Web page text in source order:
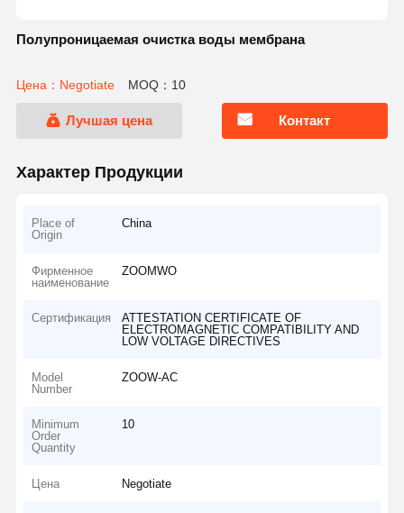
Полупроницаемая очистка воды мембрана
Цена：Negotiate MOQ：10
Лучшая цена Контакт
Характер Продукции
Place of
Origin
China
Фирменное
наименование
ZOOMWO
Сертификация
ATTESTATION CERTIFICATE OF
ELECTROMAGNETIC COMPATIBILITY AND
LOW VOLTAGE DIRECTIVES
Model
Number
ZOOW-AC
Minimum
Order
Quantity
10
Цена Negotiate